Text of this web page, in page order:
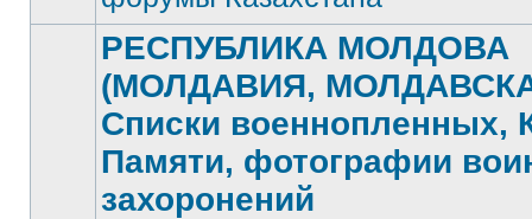
РЕСПУБЛИКА МОЛДОВА
(МОЛДАВИЯ,
Списки военнопленных,
Памяти, фотографии
захоронений